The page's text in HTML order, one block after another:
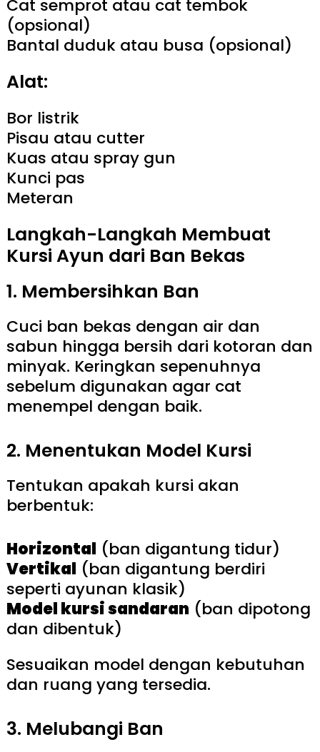
Cat semprot atau cat tembok
(opsional)
Bantal duduk atau busa (opsional)
Alat:
Bor listrik
Pisau atau cutter
Kuas atau spray gun
Kunci pas
Meteran
Langkah-Langkah Membuat
Kursi Ayun dari Ban Bekas
1. Membersihkan Ban
Cuci ban bekas dengan air dan
sabun hingga bersih dari kotoran dan
minyak. Keringkan sepenuhnya
sebelum digunakan agar cat
menempel dengan baik.
2. Menentukan Model Kursi
Tentukan apakah kursi akan
berbentuk:
Horizontal (ban digantung tidur)
Vertikal (ban digantung berdiri
seperti ayunan klasik)
Model kursi sandaran (ban dipotong
dan dibentuk)
Sesuaikan model dengan kebutuhan
dan ruang yang tersedia.
3. Melubangi Ban